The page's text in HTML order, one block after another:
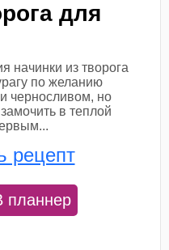
для
начинки из творога
по желанию
черносливом, но
в теплой
рецепт
планнер